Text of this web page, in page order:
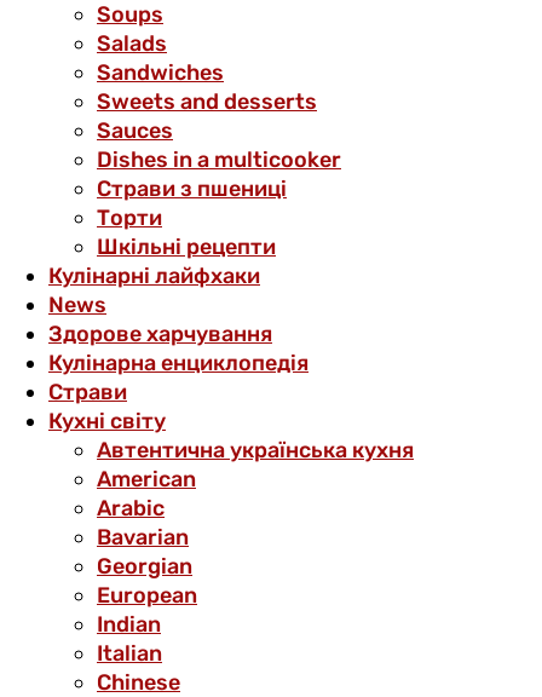
Soups
Salads
Sandwiches
Sweets and desserts
Sauces
Dishes in a multicooker
Страви з пшениці
Торти
Шкільні рецепти
Кулінарні лайфхаки
News
Здорове харчування
Кулінарна енциклопедія
Страви
Кухні світу
Автентична українська кухня
American
Arabic
Bavarian
Georgian
European
Indian
Italian
Chinese